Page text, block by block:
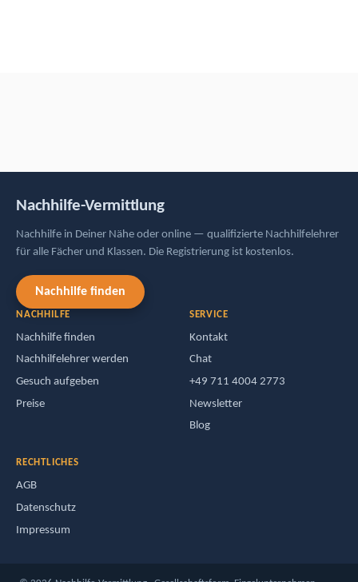
Nachhilfe-Vermittlung
Nachhilfe in Deiner Nähe oder online — qualifizierte Nachhilfelehrer
für alle Fächer und Klassen. Die Registrierung ist kostenlos.
Nachhilfe finden
NACHHILFE
Nachhilfe finden
Nachhilfelehrer werden
Gesuch aufgeben
Preise
SERVICE
Kontakt
Chat
+49 711 4004 2773
Newsletter
Blog
RECHTLICHES
AGB
Datenschutz
Impressum